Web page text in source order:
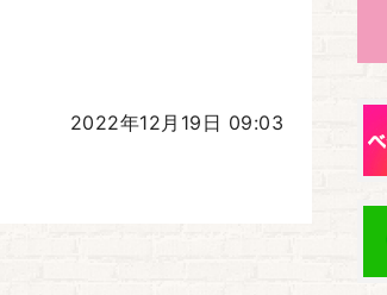
2022年12月19日 09:03